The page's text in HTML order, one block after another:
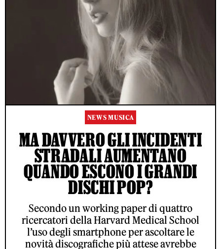
NEWS MUSICA
MA DAVVERO GLI INCIDENTI
STRADALI AUMENTANO
QUANDO ESCONO I GRANDI
DISCHI POP?
Secondo un working paper di quattro
ricercatori della Harvard Medical School
l’uso degli smartphone per ascoltare le
novità discografiche più attese avrebbe